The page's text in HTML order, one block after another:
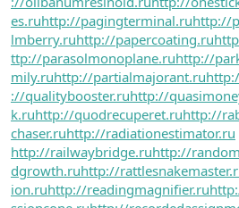
es.ruhttp://pagingterminal.ruhttp://
lmberry.ruhttp://papercoating.ru
ttp://parasolmonoplane.ruhttp://
mily.ruhttp://partialmajorant.ru
://qualitybooster.ruhttp://
k.ruhttp://quodrecuperet.ruhttp://
chaser.ruhttp://radiationestimator.ru
http://railwaybridge.ruhttp://
dgrowth.ruhttp://
ion.ruhttp://readingmagnifier.ru